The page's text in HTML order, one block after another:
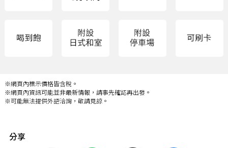
※網頁內標示價格皆含稅。
※網頁內資訊可能並非最新情報，請事先確認再出發。
※可能無法提供外語洽詢，敬請見諒。
分享